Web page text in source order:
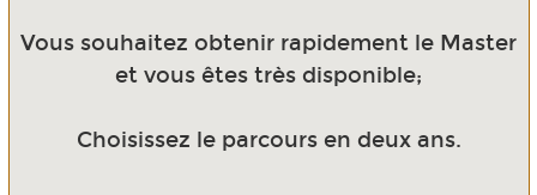
Vous souhaitez obtenir rapidement le Master
et vous êtes très disponible;
Choisissez le parcours en deux ans.